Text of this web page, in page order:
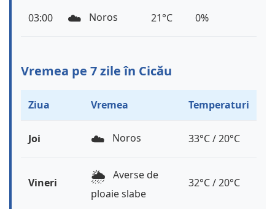
03:00 ☁️ Noros 21°C 0%
Vremea pe 7 zile în Cicău
Ziua Vremea Temperaturi
Joi ☁️ Noros 33°C / 20°C
Vineri 🌦️ Averse de
ploaie slabe
32°C / 20°C